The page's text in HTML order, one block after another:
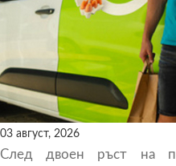
03 август, 2026
След двоен ръст на